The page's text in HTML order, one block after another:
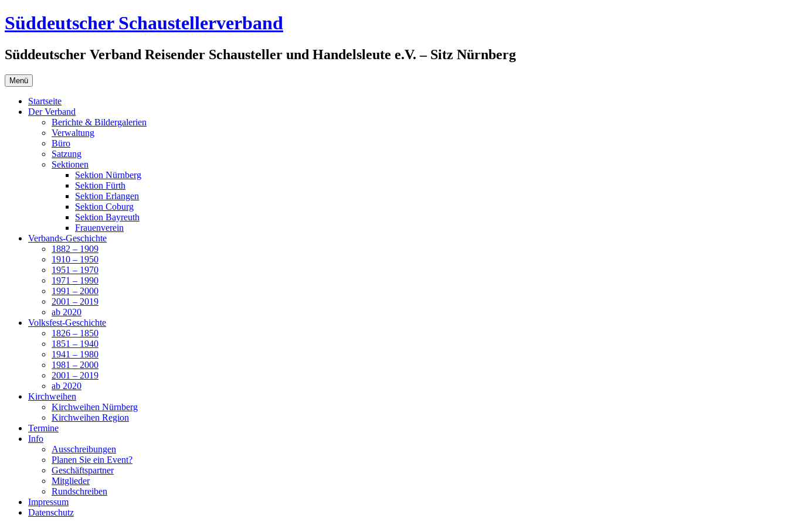
Zum
Inhalt
Süddeutscher Schaustellerverband
Süddeutscher Verband Reisender Schausteller und Handelsleute e.V. – Sitz Nürnberg
Menü
Startseite
Der Verband
Berichte & Bildergalerien
Verwaltung
Büro
Satzung
Sektionen
Sektion Nürnberg
Sektion Fürth
Sektion Erlangen
Sektion Coburg
Sektion Bayreuth
Frauenverein
Verbands-Geschichte
1882 – 1909
1910 – 1950
1951 – 1970
1971 – 1990
1991 – 2000
2001 – 2019
ab 2020
Volksfest-Geschichte
1826 – 1850
1851 – 1940
1941 – 1980
1981 – 2000
2001 – 2019
ab 2020
Kirchweihen
Kirchweihen Nürnberg
Kirchweihen Region
Termine
Info
Ausschreibungen
Planen Sie ein Event?
Geschäftspartner
Mitglieder
Rundschreiben
Impressum
Datenschutz